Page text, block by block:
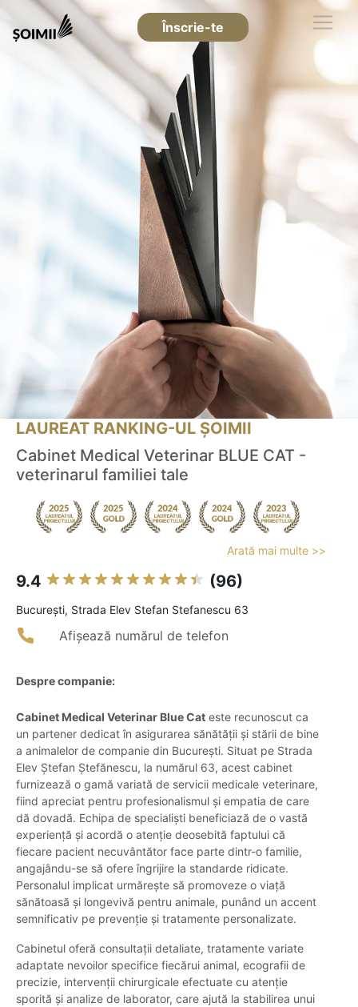
Înscrie-te
LAUREAT RANKING-UL ȘOIMII
Cabinet Medical Veterinar BLUE CAT -
veterinarul familiei tale
Arată mai multe >>
9.4 (96)
Bucureşti, Strada Elev Stefan Stefanescu 63
Afișează numărul de telefon
Despre companie:
Cabinet Medical Veterinar Blue Cat este recunoscut ca
un partener dedicat în asigurarea sănătății și stării de bine
a animalelor de companie din București. Situat pe Strada
Elev Ștefan Ștefănescu, la numărul 63, acest cabinet
furnizează o gamă variată de servicii medicale veterinare,
fiind apreciat pentru profesionalismul și empatia de care
dă dovadă. Echipa de specialiști beneficiază de o vastă
experiență și acordă o atenție deosebită faptului că
fiecare pacient necuvântător face parte dintr-o familie,
angajându-se să ofere îngrijire la standarde ridicate.
Personalul implicat urmărește să promoveze o viață
sănătoasă și longevivă pentru animale, punând un accent
semnificativ pe prevenție și tratamente personalizate.
Cabinetul oferă consultații detaliate, tratamente variate
adaptate nevoilor specifice fiecărui animal, ecografii de
precizie, intervenții chirurgicale efectuate cu atenție
sporită și analize de laborator, care ajută la stabilirea unui